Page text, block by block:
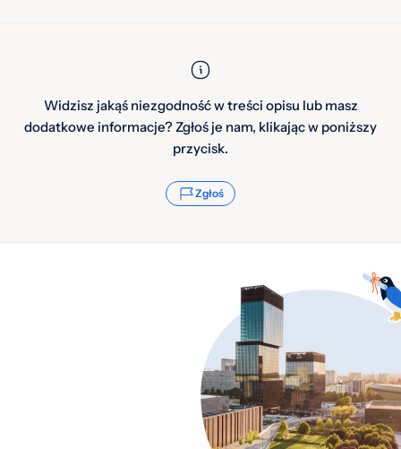
Widzisz jakąś niezgodność w treści opisu lub masz
dodatkowe informacje? Zgłoś je nam, klikając w poniższy
przycisk.
Zgłoś